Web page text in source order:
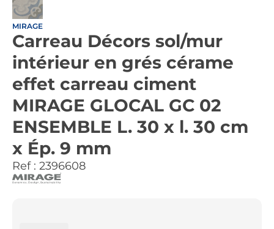
MIRAGE
Carreau Décors sol/mur
intérieur en grés cérame
effet carreau ciment
MIRAGE GLOCAL GC 02
ENSEMBLE L. 30 x l. 30 cm
x Ép. 9 mm
Ref : 2396608